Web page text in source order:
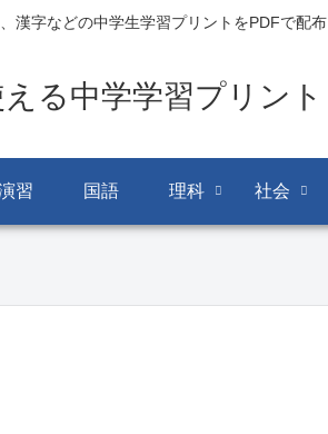
漢字などの中学生学習プリントをPDFで配布
る中学学習プリント
習 国語 理科 社会